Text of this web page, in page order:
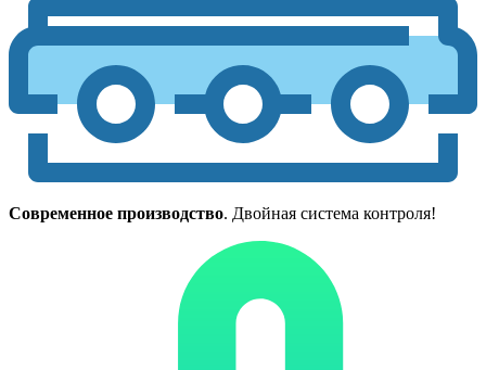
Современное производство. Двойная система контроля!